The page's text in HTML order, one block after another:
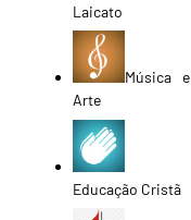
Laicato
Música e
Arte
Educação Cristã